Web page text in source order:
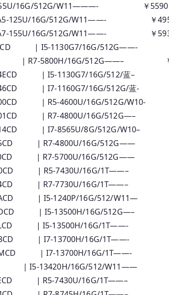
16G/512G/W11———- ￥5590
16G/512G/W11——- ￥4950
16G/512G/W11——- ￥5930
| I5-1130G7/16G/
| R7-5800H/16G/512G——–
4ECD | I5-1130G7/16G/512/蓝–
46CD | I7-1160G7/16G/512G/蓝-
00CD | R5-4600U/16G/512G/
01CD | R7-4800U/16G/512G—–
14CD | I7-8565U/8G/512G/W10–
| R7-4800U/16G/512G——
| R7-5700U/16G/512G——
A0CD | R5-7430U/16G/1T——–
24CD | R7-7730U/16G/1T——–
| I5-1240P/16G/512/W11—
| I5-13500H/16G/512G—– ￥
6LCD | I5-13500H/16G/1T——-
B8CD | I7-13700H/16G/1T——- ￥
6MCD | I7-13700H/16G/1T——- ￥
| I5-13420H/16G/512/W11——
| R5-7430U/16G/1T——– ￥